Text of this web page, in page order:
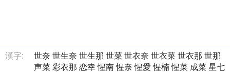
漢字: 世奈 世生奈 世生那 世菜 世衣奈 世衣菜 世衣那 世那
声菜 彩衣那 恋幸 惺南 惺奈 惺愛 惺楠 惺菜 成菜 星七